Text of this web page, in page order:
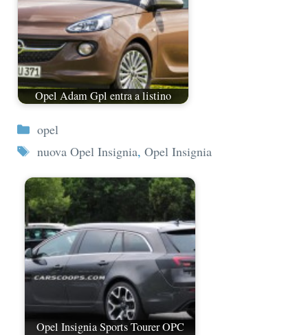
Opel Adam Gpl entra a listino
Categorie
opel
Tag
nuova Opel Insignia, Opel Insignia
Opel Insignia Sports Tourer OPC